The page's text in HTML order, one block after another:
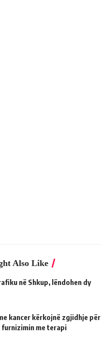
Also Like
në Shkup, lëndohen dy
kancer kërkojnë zgjidhje për
furnizimin me terapi